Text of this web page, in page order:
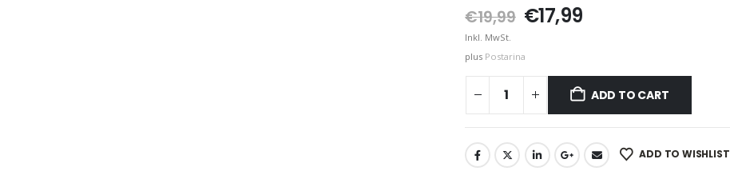
€19,99 Original
price
was:
€19,99.
€17,99Current
€17,99.
Inkl. MwSt.
plus Postarina
ADD TO CART
ADD TO WISHLIST